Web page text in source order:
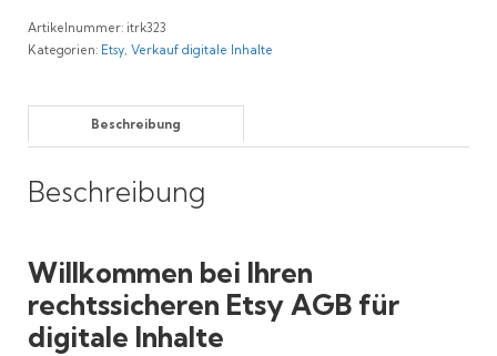
Inhalte
Menge
Artikelnummer: itrk323
Kategorien: Etsy, Verkauf digitale Inhalte
Beschreibung
Beschreibung
Willkommen bei Ihren
rechtssicheren Etsy AGB für
digitale Inhalte